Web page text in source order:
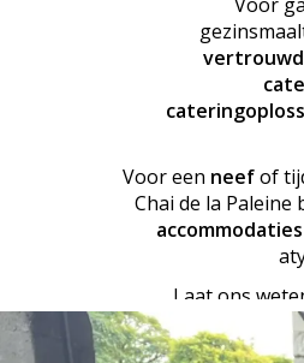
Voor een neefof
Chai de la Paleine
accommodaties
Laat ons
eenpersoons-
kunnentussen 19